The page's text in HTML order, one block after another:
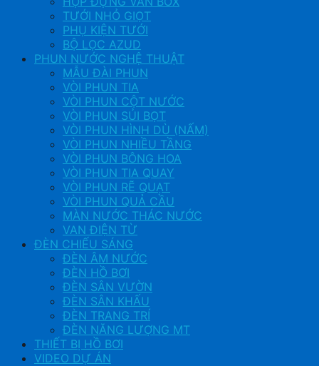
TƯỚI NHỎ GIỌT
PHỤ KIỆN TƯỚI
BỘ LỌC AZUD
PHUN NƯỚC NGHỆ THUẬT
MẪU ĐÀI PHUN
VÒI PHUN TIA
VÒI PHUN CỘT NƯỚC
VÒI PHUN SỦI BỌT
VÒI PHUN HÌNH DÙ (NẤM)
VÒI PHUN NHIỀU TẦNG
VÒI PHUN BÔNG HOA
VÒI PHUN TIA QUAY
VÒI PHUN RẼ QUẠT
VÒI PHUN QUẢ CẦU
MÀN NƯỚC THÁC NƯỚC
VAN ĐIỆN TỪ
ĐÈN CHIẾU SÁNG
ĐÈN ÂM NƯỚC
ĐÈN HỒ BƠI
ĐÈN SÂN VƯỜN
ĐÈN SÂN KHẤU
ĐÈN TRANG TRÍ
ĐÈN NĂNG LƯỢNG MT
THIẾT BỊ HỒ BƠI
VIDEO DỰ ÁN